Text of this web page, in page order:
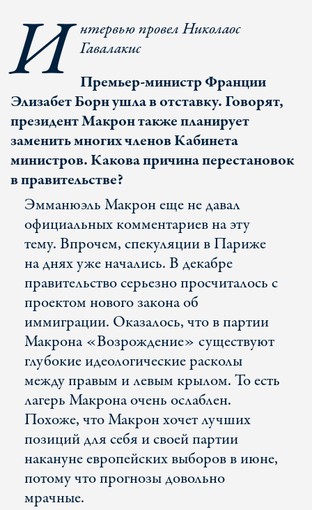
И нтервью провел Николаос
Гавалакис
Премьер-министр Франции
Элизабет Борн ушла в отставку. Говорят,
президент Макрон также планирует
заменить многих членов Кабинета
министров. Какова причина перестановок
в правительстве?
Эмманюэль Макрон еще не давал
официальных комментариев на эту
тему. Впрочем, спекуляции в Париже
на днях уже начались. В декабре
правительство серьезно просчиталось с
проектом нового закона об
иммиграции. Оказалось, что в партии
Макрона «Возрождение» существуют
глубокие идеологические расколы
между правым и левым крылом. То есть
лагерь Макрона очень ослаблен.
Похоже, что Макрон хочет лучших
позиций для себя и своей партии
накануне европейских выборов в июне,
потому что прогнозы довольно
мрачные.